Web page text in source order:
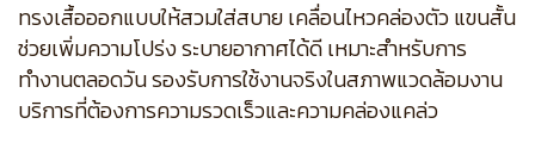
ทรงเสื้อออกแบบให้สวมใส่สบาย เคลื่อนไหวคล่องตัว แขนสั้น
ช่วยเพิ่มความโปร่ง ระบายอากาศได้ดี เหมาะสำหรับการ
ทำงานตลอดวัน รองรับการใช้งานจริงในสภาพแวดล้อมงาน
บริการที่ต้องการความรวดเร็วและความคล่องแคล่ว